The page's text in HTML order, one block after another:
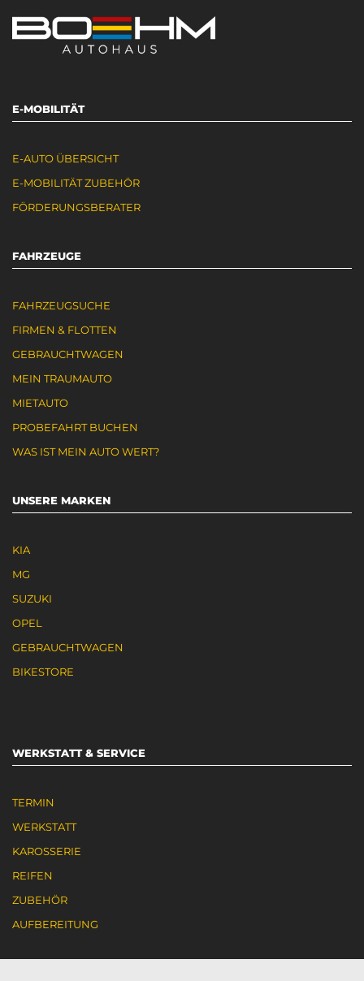
E-MOBILITÄT
E-AUTO ÜBERSICHT
E-MOBILITÄT ZUBEHÖR
FÖRDERUNGSBERATER
FAHRZEUGE
FAHRZEUGSUCHE
FIRMEN & FLOTTEN
GEBRAUCHTWAGEN
MEIN TRAUMAUTO
MIETAUTO
PROBEFAHRT BUCHEN
WAS IST MEIN AUTO WERT?
UNSERE MARKEN
KIA
MG
SUZUKI
OPEL
GEBRAUCHTWAGEN
BIKESTORE
WERKSTATT & SERVICE
TERMIN
WERKSTATT
KAROSSERIE
REIFEN
ZUBEHÖR
AUFBEREITUNG